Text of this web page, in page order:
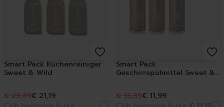
Smart Pack Küchenreiniger
Sweet & Wild
€ 23,49€ 21,19
Smart Pack
Geschirrspülmittel Sweet &
€ 13,39€ 11,99